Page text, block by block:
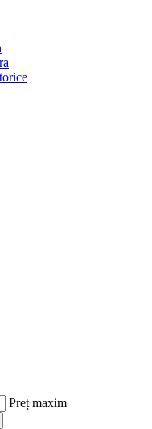
Preț maxim